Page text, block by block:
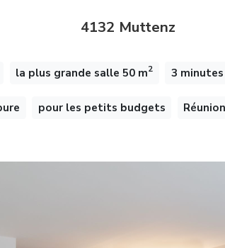
4132 Muttenz
la plus grande salle 50 m2 3
pour les petits budgets